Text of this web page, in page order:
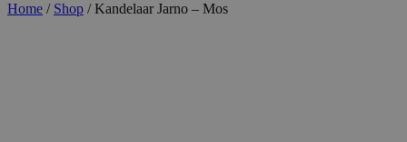
Home / Shop / Kandelaar Jarno – Mos